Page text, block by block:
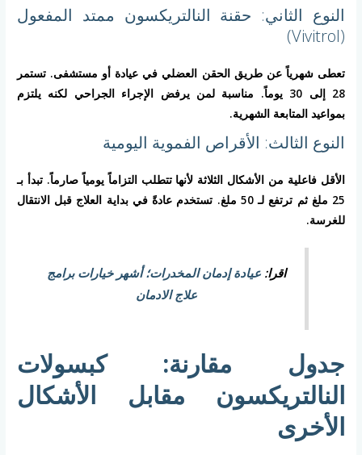
النوع الثاني: حقنة النالتريكسون ممتد المفعول
(Vivitrol)
تعطى شهرياً عن طريق الحقن العضلي في عيادة أو مستشفى. تستمر
28 إلى 30 يوماً. مناسبة لمن يرفض الإجراء الجراحي لكنه يلتزم
بمواعيد المتابعة الشهرية.
النوع الثالث: الأقراص الفموية اليومية
الأقل فاعلية من الأشكال الثلاثة لأنها تتطلب التزاماً يومياً صارماً. تبدأ بـ
25 ملغ ثم ترتفع لـ 50 ملغ. تستخدم عادةً في بداية العلاج قبل الانتقال
للغرسة.
اقرا: عيادة إدمان المخدرات؛ أشهر خيارات برامج
علاج الادمان
جدول مقارنة: كبسولات
النالتريكسون مقابل الأشكال
الأخرى